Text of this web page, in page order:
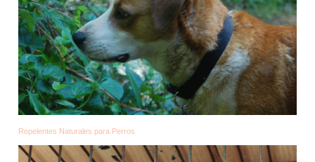
Repelentes Naturales para Perros